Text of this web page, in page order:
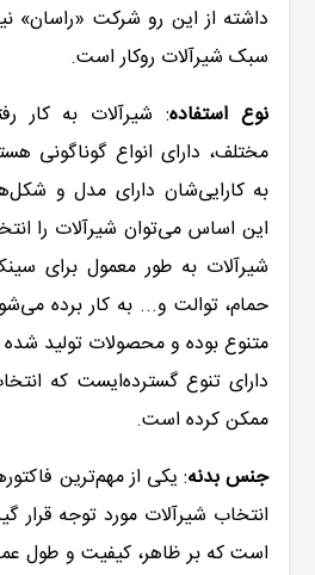
داشته از این رو شرکت «راسان»
سبک شیرآلات روکار است.
نوع استفاده:شیرآلات به کار
مختلف، دارای انواع گوناگونی
به کارایی‌شان دارای مدل و
این اساس می‌توان شیرآلات را
شیرآلات به طور معمول برای
حمام، توالت و... به کار برده
متنوع بوده و محصولات تولید شده
دارای تنوع گسترده‌ایست که
ممکن کرده است.
جنس بدنه:یکی از مهم‌ترین
انتخاب شیرآلات مورد توجه قرار
است که بر ظاهر، کیفیت و طول عمر